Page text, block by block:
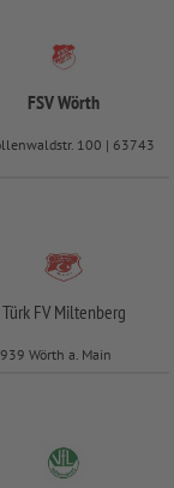
FSV Wörth
100 | 63743
Türk FV Miltenberg
Wörth a. Main